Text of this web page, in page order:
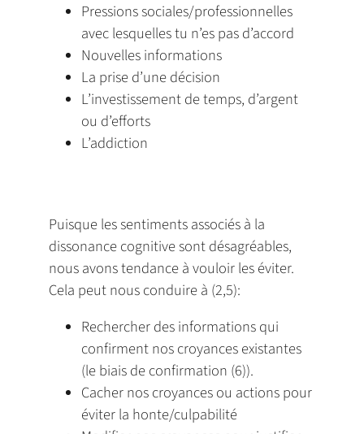
Pressions sociales/professionnelles
avec lesquelles tu n’es pas d’accord
Nouvelles informations
La prise d’une décision
L’investissement de temps, d’argent
ou d’efforts
L’addiction
Puisque les sentiments associés à la
dissonance cognitive sont désagréables,
nous avons tendance à vouloir les éviter.
Cela peut nous conduire à (2,5):
Rechercher des informations qui
confirment nos croyances existantes
(le biais de confirmation (6)).
Cacher nos croyances ou actions pour
éviter la honte/culpabilité